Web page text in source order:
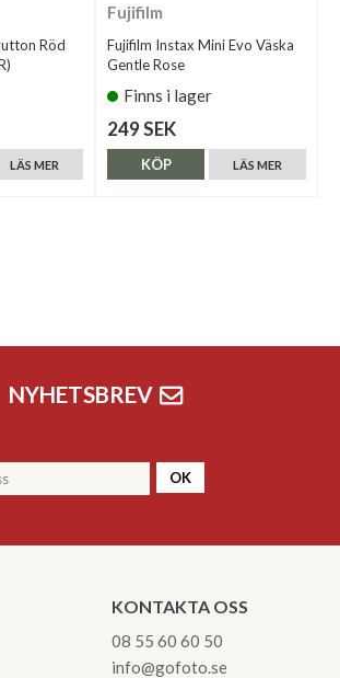
Röd
LÄS MER
Fujifilm
Fujifilm Instax Mini Evo Väska
Gentle Rose
Finns i lager
249 SEK
LÄS MER
KÖP
NYHETSBREV
OK
KONTAKTA OSS
08 55 60 60 50
info@gofoto.se